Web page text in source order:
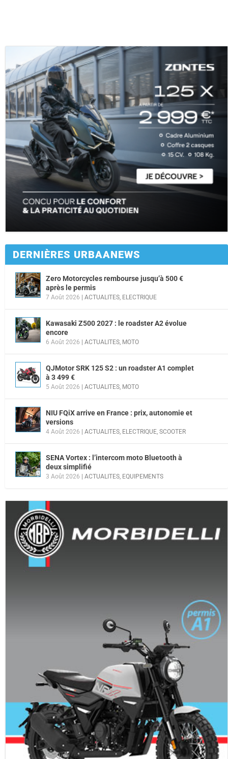
DERNIÈRES URBAANEWS
Zero Motorcycles rembourse jusqu’à 500 €
après le permis
7 Août 2026 | ACTUALITES ELECTRIQUE
Kawasaki Z500 2027 : le roadster A2 évolue
encore
6 Août 2026 | ACTUALITES MOTO
QJMotor SRK 125 S2 : un roadster A1 complet
à 3 499 €
5 Août 2026 | ACTUALITES MOTO
NIU FQiX arrive en France : prix, autonomie et
versions
4 Août 2026 | ACTUALITES ELECTRIQUE SCOOTER
SENA Vortex : l’intercom moto Bluetooth à
deux simplifié
3 Août 2026 | ACTUALITES EQUIPEMENTS